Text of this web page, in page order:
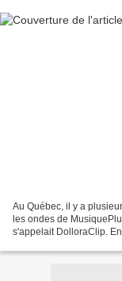
Au Québec, il y a
les ondes de
s'appelait DolloraClip.